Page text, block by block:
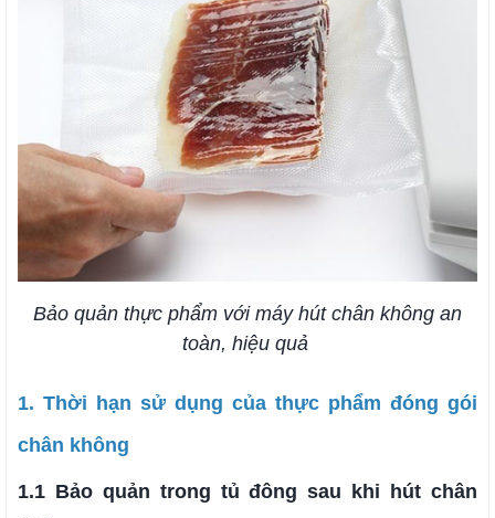
Bảo quản thực phẩm với máy hút chân không an
toàn, hiệu quả
1. Thời hạn sử dụng của thực phẩm đóng gói
chân không
1.1 Bảo quản trong tủ đông sau khi hút chân